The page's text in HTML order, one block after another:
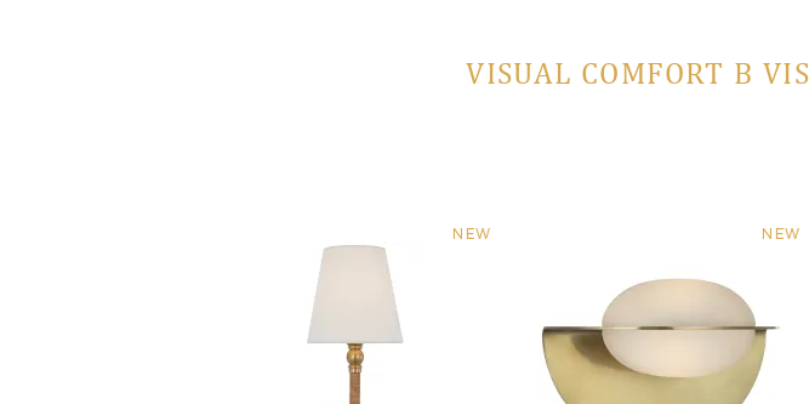
VISUAL COMFORT В
NEW NEW